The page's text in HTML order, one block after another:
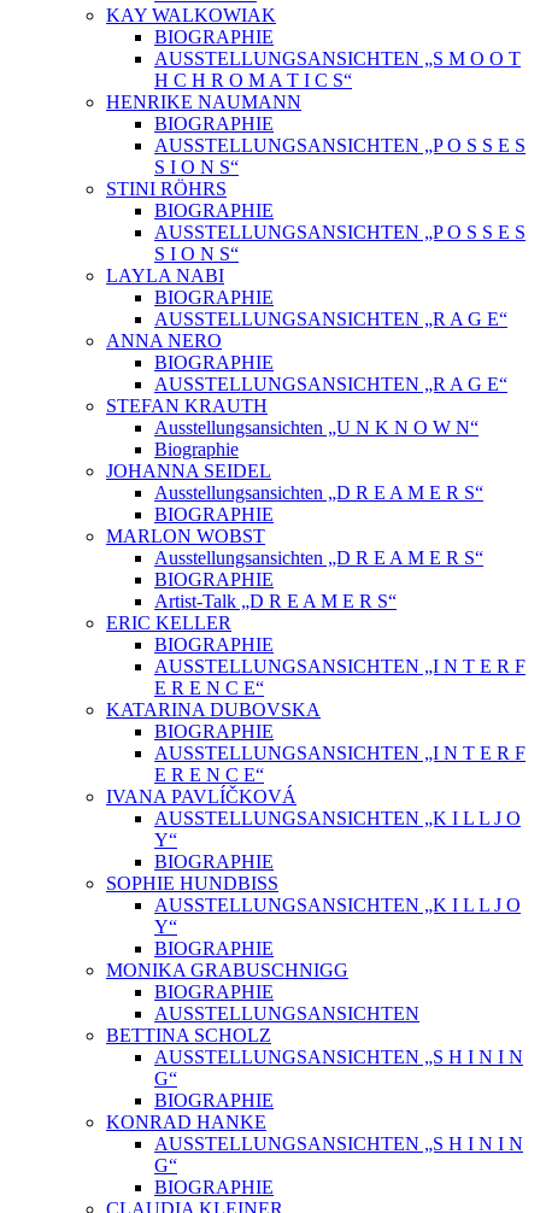
KAY WALKOWIAK
BIOGRAPHIE
AUSSTELLUNGSANSICHTEN „S M O O T
H C H R O M A T I C S“
HENRIKE NAUMANN
BIOGRAPHIE
AUSSTELLUNGSANSICHTEN „P O S S E S
S I O N S“
STINI RÖHRS
BIOGRAPHIE
AUSSTELLUNGSANSICHTEN „P O S S E S
S I O N S“
LAYLA NABI
BIOGRAPHIE
AUSSTELLUNGSANSICHTEN „R A G E“
ANNA NERO
BIOGRAPHIE
AUSSTELLUNGSANSICHTEN „R A G E“
STEFAN KRAUTH
Ausstellungsansichten „U N K N O W N“
Biographie
JOHANNA SEIDEL
Ausstellungsansichten „D R E A M E R S“
BIOGRAPHIE
MARLON WOBST
Ausstellungsansichten „D R E A M E R S“
BIOGRAPHIE
Artist-Talk „D R E A M E R S“
ERIC KELLER
BIOGRAPHIE
AUSSTELLUNGSANSICHTEN „I N T E R F
E R E N C E“
KATARINA DUBOVSKA
BIOGRAPHIE
AUSSTELLUNGSANSICHTEN „I N T E R F
E R E N C E“
IVANA PAVLÍČKOVÁ
AUSSTELLUNGSANSICHTEN „K I L L J O
Y“
BIOGRAPHIE
SOPHIE HUNDBISS
AUSSTELLUNGSANSICHTEN „K I L L J O
Y“
BIOGRAPHIE
MONIKA GRABUSCHNIGG
BIOGRAPHIE
AUSSTELLUNGSANSICHTEN
BETTINA SCHOLZ
AUSSTELLUNGSANSICHTEN „S H I N I N
G“
BIOGRAPHIE
KONRAD HANKE
AUSSTELLUNGSANSICHTEN „S H I N I N
G“
BIOGRAPHIE
CLAUDIA KLEINER